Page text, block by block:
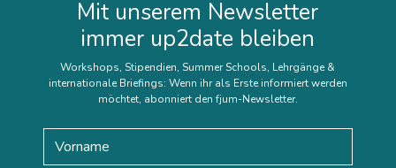
Mit unserem Newsletter
immer up2date bleiben
Workshops, Stipendien, Summer Schools, Lehrgänge &
internationale Briefings: Wenn ihr als Erste informiert werden
möchtet, abonniert den fjum-Newsletter.